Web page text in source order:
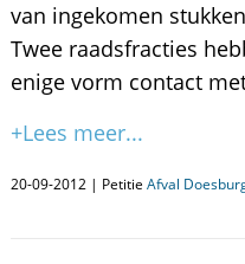
van ingekomen
Twee raadsfracties
enige vorm contact
+Lees meer...
20-09-2012 | Petitie Afval